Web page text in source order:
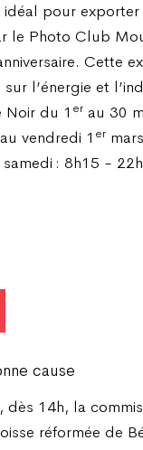
pour exporter
le Photo Club
Cette
l’énergie et
Noir du 1 er au 30
vendredi 1 er
: 8h15 -
cause
dès 14h, la
réformée de